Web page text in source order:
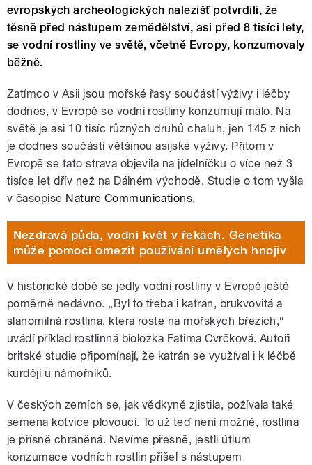
evropských archeologických nalezišť potvrdili, že
těsně před nástupem zemědělství, asi před 8 tisíci lety,
se vodní rostliny ve světě, včetně Evropy, konzumovaly
běžně.
Zatímco v Asii jsou mořské řasy součástí výživy i léčby
dodnes, v Evropě se vodní rostliny konzumují málo. Na
světě je asi 10 tisíc různých druhů chaluh, jen 145 z nich
je dodnes součástí většinou asijské výživy. Přitom v
Evropě se tato strava objevila na jídelníčku o více než 3
tisíce let dřív než na Dálném východě. Studie o tom vyšla
v časopise Nature Communications.
Nezdravá půda, vodní květ v řekách. Genetika
může pomoci omezit používání umělých hnojiv
V historické době se jedly vodní rostliny v Evropě ještě
poměrně nedávno. „Byl to třeba i katrán, brukvovitá a
slanomilná rostlina, která roste na mořských březích,“
uvádí příklad rostlinná bioložka Fatima Cvrčková. Autoři
britské studie připomínají, že katrán se využíval i k léčbě
kurdějí u námořníků.
V českých zemích se, jak vědkyně zjistila, požívala také
semena kotvice plovoucí. To už teď není možné, rostlina
je přísně chráněná. Nevíme přesně, jestli útlum
konzumace vodních rostlin přišel s nástupem